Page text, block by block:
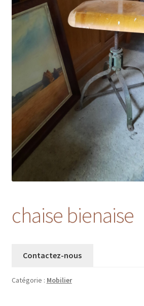
chaise bienaise
Contactez-nous
Catégorie : Mobilier